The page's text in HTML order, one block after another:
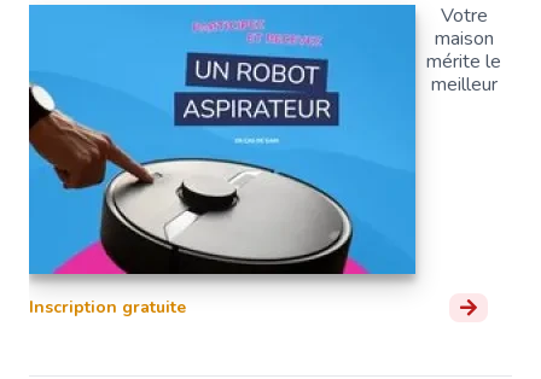
Votre
maison
mérite le
meilleur
Inscription gratuite